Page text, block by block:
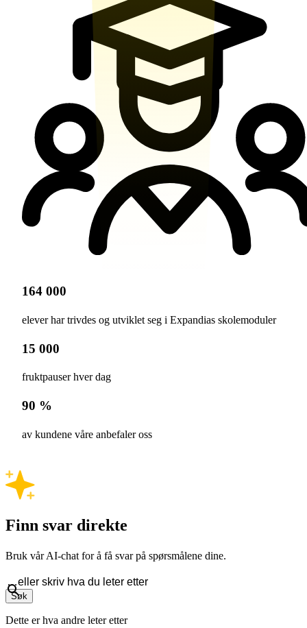
164 000
elever har trivdes og utviklet seg i Expandias skolemoduler
15 000
fruktpauser hver dag
90 %
av kundene våre anbefaler oss
Finn svar direkte
Bruk vår AI-chat for å få svar på spørsmålene dine.
Søk
Dette er hva andre leter etter